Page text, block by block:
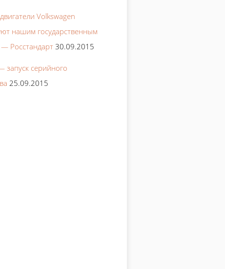
Volkswagen
нашим государственным
Росстандарт 30.09.2015
запуск серийного
25.09.2015